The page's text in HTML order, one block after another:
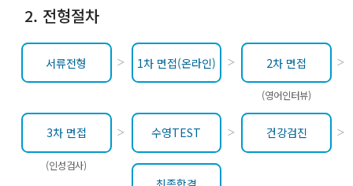
2. 전형절차
서류전형 1차 면접(온라인) 2차 면접
(영어인터뷰)
3차 면접
(인성검사)
수영TEST 건강검진